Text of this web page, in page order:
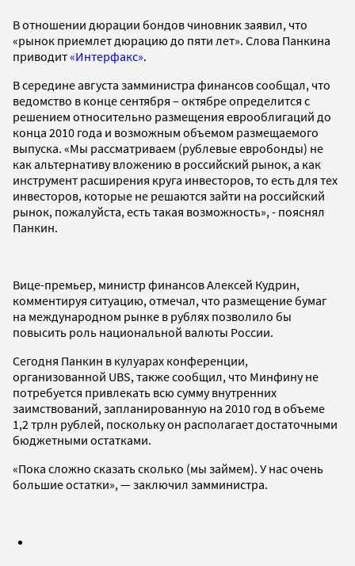
В отношении дюрации бондов чиновник заявил, что
«рынок приемлет дюрацию до пяти лет». Слова Панкина
приводит«Интерфакс».
В середине августа замминистра финансов сообщал, что
ведомство в конце сентября – октябре определится с
решением относительно размещения еврооблигаций до
конца 2010 года и возможным объемом размещаемого
выпуска. «Мы рассматриваем (рублевые евробонды) не
как альтернативу вложению в российский рынок, а как
инструмент расширения круга инвесторов, то есть для тех
инвесторов, которые не решаются зайти на российский
рынок, пожалуйста, есть такая возможность», - пояснял
Панкин.
Вице-премьер, министр финансов Алексей Кудрин,
комментируя ситуацию, отмечал, что размещение бумаг
на международном рынке в рублях позволило бы
повысить роль национальной валюты России.
Сегодня Панкин в кулуарах конференции,
организованной UBS, также сообщил, что Минфину не
потребуется привлекать всю сумму внутренних
заимствований, запланированную на 2010 год в объеме
1,2 трлн рублей, поскольку он располагает достаточными
бюджетными остатками.
«Пока сложно сказать сколько (мы займем). У нас очень
большие остатки», — заключил замминистра.